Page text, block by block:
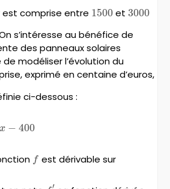
est comprise entre 1500
1500et 3000
3000
s’intéresse au bénéfice de
des panneaux solaires
modéliser l’évolution du
exprimé en centaine d’euros,
ci-dessous :
x − 400
ff est dérivable sur
′